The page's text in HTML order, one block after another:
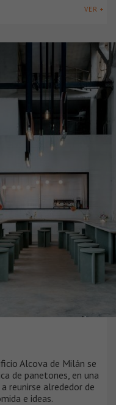
VER +
Alcova de Milán se
de panetones, en una
reunirse alrededor de
e ideas.